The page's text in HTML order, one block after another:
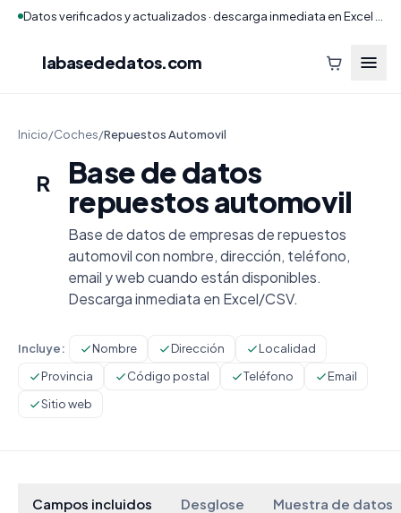
labasededatos.com
Inicio/Coches/Repuestos Automovil
R
Base de datos
repuestos automovil
Base de datos de empresas de repuestos
automovil con nombre, dirección, teléfono,
email y web cuando están disponibles.
Descarga inmediata en Excel/CSV.
Incluye: Nombre Dirección
Localidad
Provincia
Código postal Teléfono
Email
Sitio web
Campos incluidos Desglose Muestra de datos